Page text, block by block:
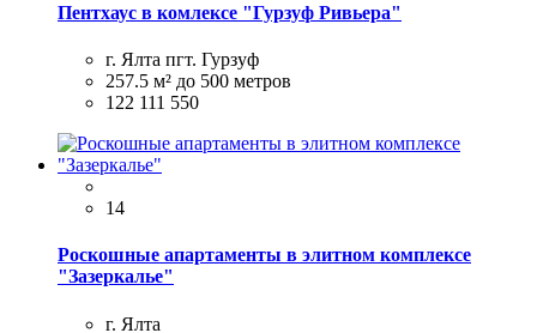
Пентхаус в комлексе "Гурзуф Ривьера"
г. Ялта пгт. Гурзуф
257.5 м² до 500 метров
122 111 550
14
Роскошные апартаменты в элитном комплексе
"Зазеркалье"
г. Ялта